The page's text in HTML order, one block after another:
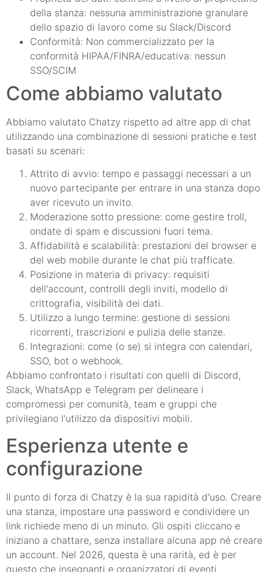
della stanza: nessuna amministrazione granulare
dello spazio di lavoro come su Slack/Discord
Conformità: Non commercializzato per la
conformità HIPAA/FINRA/educativa: nessun
SSO/SCIM
Come abbiamo valutato
Abbiamo valutato Chatzy rispetto ad altre app di chat
utilizzando una combinazione di sessioni pratiche e test
basati su scenari:
Attrito di avvio: tempo e passaggi necessari a un
nuovo partecipante per entrare in una stanza dopo
aver ricevuto un invito.
Moderazione sotto pressione: come gestire troll,
ondate di spam e discussioni fuori tema.
Affidabilità e scalabilità: prestazioni del browser e
del web mobile durante le chat più trafficate.
Posizione in materia di privacy: requisiti
dell'account, controlli degli inviti, modello di
crittografia, visibilità dei dati.
Utilizzo a lungo termine: gestione di sessioni
ricorrenti, trascrizioni e pulizia delle stanze.
Integrazioni: come (o se) si integra con calendari,
SSO, bot o webhook.
Abbiamo confrontato i risultati con quelli di Discord,
Slack, WhatsApp e Telegram per delineare i
compromessi per comunità, team e gruppi che
privilegiano l'utilizzo da dispositivi mobili.
Esperienza utente e
configurazione
Il punto di forza di Chatzy è la sua rapidità d'uso. Creare
una stanza, impostare una password e condividere un
link richiede meno di un minuto. Gli ospiti cliccano e
iniziano a chattare, senza installare alcuna app né creare
un account. Nel 2026, questa è una rarità, ed è per
questo che insegnanti e organizzatori di eventi